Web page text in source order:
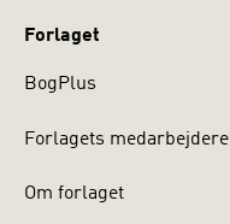
Forlaget
BogPlus
Forlagets medarbejdere
Om forlaget